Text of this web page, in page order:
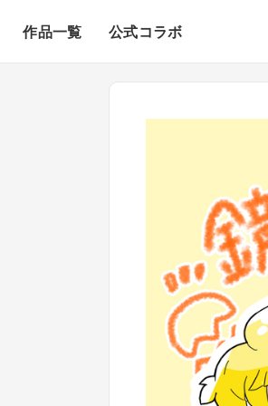
作品一覧
3Dモデル
公式コラボ